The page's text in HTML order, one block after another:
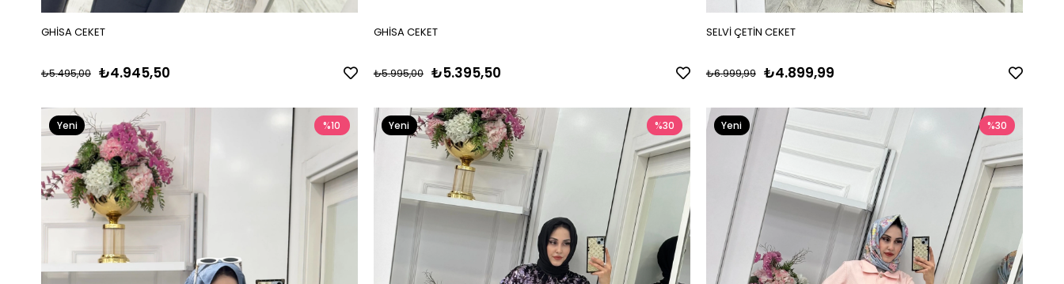
GHİSA CEKET
₺4.945,50
₺5.495,00
GHİSA CEKET
₺5.395,50
₺5.995,00
SELVİ ÇETİN CEKET
₺4.899,99
₺6.999,99
%10
Yeni
%30
Yeni
Ürün
%30
Yeni